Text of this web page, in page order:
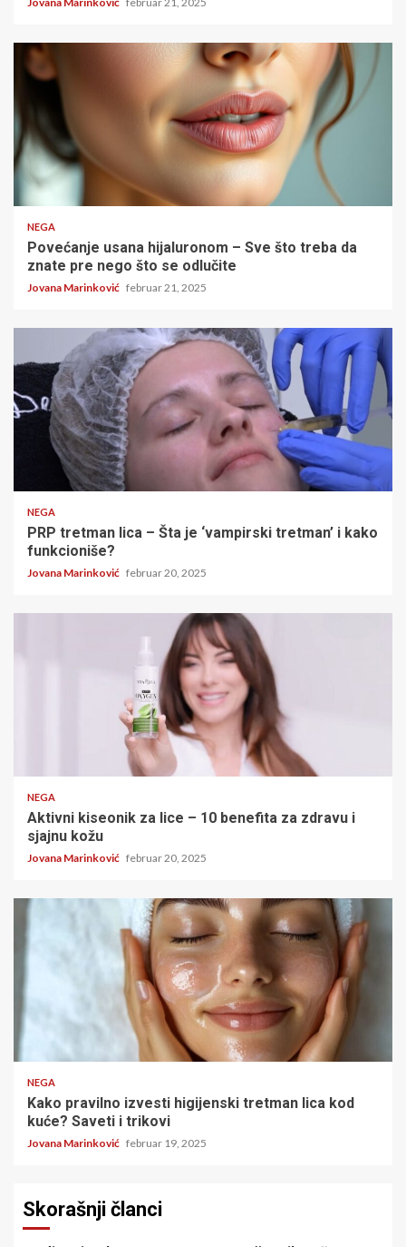
4 minuta čitanja
NEGA
Povećanje usana hijaluronom – Sve što treba da
znate pre nego što se odlučite
Jovana Marinković februar 21, 2025
4 minuta čitanja
NEGA
PRP tretman lica – Šta je ‘vampirski tretman’ i kako
funkcioniše?
Jovana Marinković februar 20, 2025
NEGA
Aktivni kiseonik za lice – 10 benefita za zdravu i
sjajnu kožu
Jovana Marinković februar 20, 2025
NEGA
Kako pravilno izvesti higijenski tretman lica kod
kuće? Saveti i trikovi
Jovana Marinković februar 19, 2025
Skorašnji članci